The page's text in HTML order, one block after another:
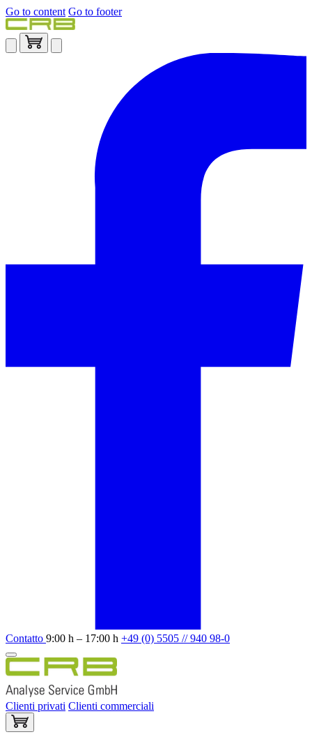
Go to content Go to footer
Contatto 9:00 h – 17:00 h +49 (0) 5505 // 940 98-0
Clienti privati Clienti commerciali